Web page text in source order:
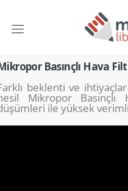
Basınçlı Hava
beklenti ve
Mikropor Basınçlı
ile yüksek